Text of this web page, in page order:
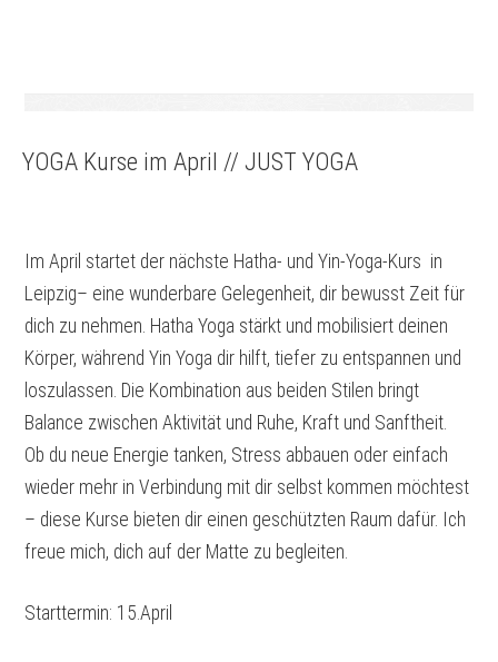
YOGA Kurse im April // JUST YOGA
Im April startet der nächste Hatha- und Yin-Yoga-Kurs in
Leipzig– eine wunderbare Gelegenheit, dir bewusst Zeit für
dich zu nehmen. Hatha Yoga stärkt und mobilisiert deinen
Körper, während Yin Yoga dir hilft, tiefer zu entspannen und
loszulassen. Die Kombination aus beiden Stilen bringt
Balance zwischen Aktivität und Ruhe, Kraft und Sanftheit.
Ob du neue Energie tanken, Stress abbauen oder einfach
wieder mehr in Verbindung mit dir selbst kommen möchtest
– diese Kurse bieten dir einen geschützten Raum dafür. Ich
freue mich, dich auf der Matte zu begleiten.
Starttermin: 15.April